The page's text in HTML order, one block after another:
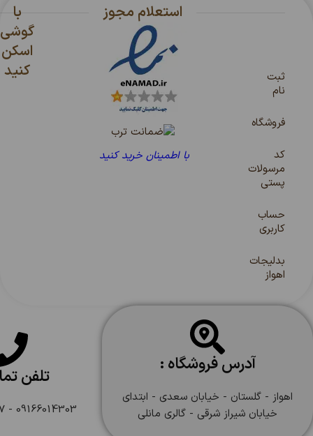
ثبت
نام
فروشگاه
کد
مرسولات
پستی
حساب
کاربری
بدلیجات
اهواز
استعلام مجوز
با اطمینان خرید کنید
با
گوشی
اسکن
کنید
آدرس فروشگاه :
اهواز - گلستان - خیابان سعدی - ابتدای
خیابان شیراز شرقی - گالری مانلی
تلفن
09166014303 - 09166108747